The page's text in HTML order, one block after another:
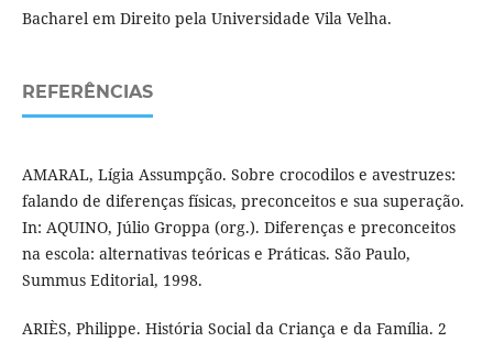
Bacharel em Direito pela Universidade Vila Velha.
REFERÊNCIAS
AMARAL, Lígia Assumpção. Sobre crocodilos e avestruzes:
falando de diferenças físicas, preconceitos e sua superação.
In: AQUINO, Júlio Groppa (org.). Diferenças e preconceitos
na escola: alternativas teóricas e Práticas. São Paulo,
Summus Editorial, 1998.
ARIÈS, Philippe. História Social da Criança e da Família. 2